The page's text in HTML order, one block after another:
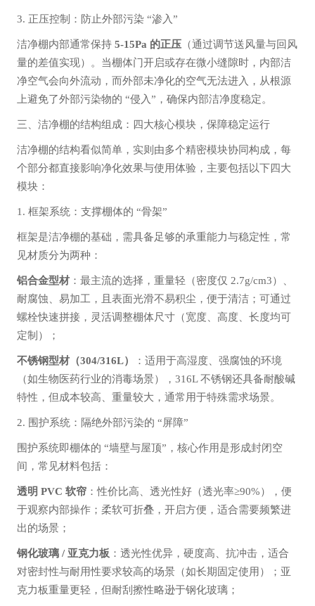
3. 正压控制：防止外部污染 “渗入”
洁净棚内部通常保持 5-15Pa 的正压（通过调节送风量与回风
量的差值实现）。当棚体门开启或存在微小缝隙时，内部洁
净空气会向外流动，而外部未净化的空气无法进入，从根源
上避免了外部污染物的 “侵入”，确保内部洁净度稳定。
三、洁净棚的结构组成：四大核心模块，保障稳定运行
洁净棚的结构看似简单，实则由多个精密模块协同构成，每
个部分都直接影响净化效果与使用体验，主要包括以下四大
模块：
1. 框架系统：支撑棚体的 “骨架”
框架是洁净棚的基础，需具备足够的承重能力与稳定性，常
见材质分为两种：
铝合金型材：最主流的选择，重量轻（密度仅 2.7g/cm3）、
耐腐蚀、易加工，且表面光滑不易积尘，便于清洁；可通过
螺栓快速拼接，灵活调整棚体尺寸（宽度、高度、长度均可
定制）；
不锈钢型材（304/316L）
：适用于高湿度、强腐蚀的环境
（如生物医药行业的消毒场景），316L 不锈钢还具备耐酸碱
特性，但成本较高、重量较大，通常用于特殊需求场景。
2. 围护系统：隔绝外部污染的 “屏障”
围护系统即棚体的 “墙壁与屋顶”，核心作用是形成封闭空
间，常见材料包括：
透明 PVC 软帘：性价比高、透光性好（透光率≥90%），便
于观察内部操作；柔软可折叠，开启方便，适合需要频繁进
出的场景；
钢化玻璃 / 亚克力板 ：透光性优异，硬度高、抗冲击，适合
对密封性与耐用性要求较高的场景（如长期固定使用）；亚
克力板重量更轻，但耐刮擦性略逊于钢化玻璃；